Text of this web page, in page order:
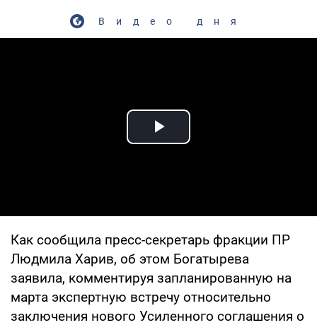
Видео дня
Play Video
Как сообщила пресс-секретарь фракции ПР
Людмила Харив, об этом Богатырева
заявила, комментируя запланированную на
марта экспертную встречу относительно
заключения нового Усиленного соглашения о